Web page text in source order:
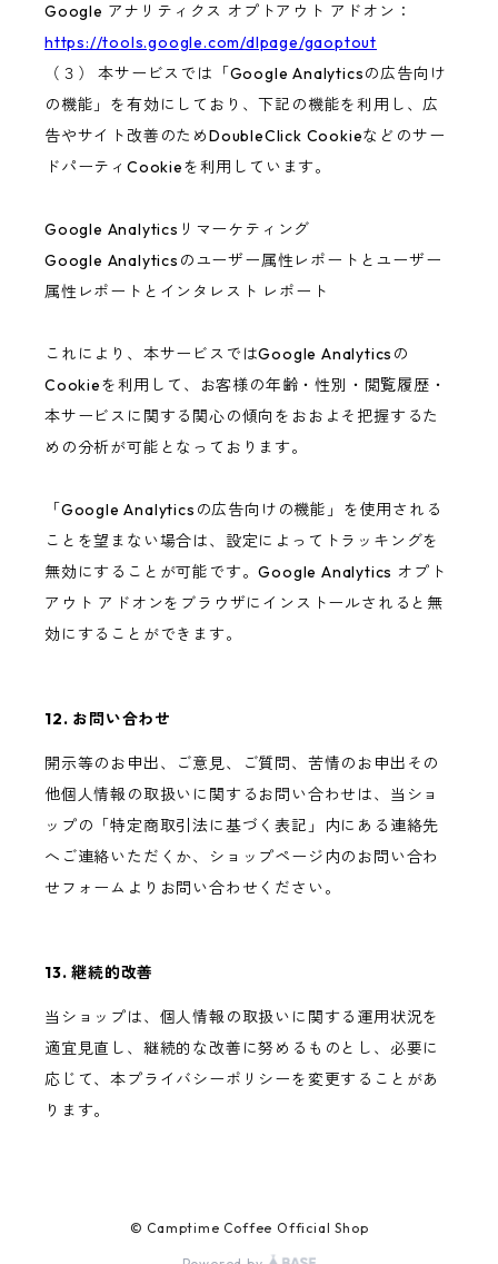
Google アナリティクス オプトアウト アドオン：
https://tools.google.com/dlpage/gaoptout
（３） 本サービスでは「Google Analyticsの広告向け
の機能」を有効にしており、下記の機能を利用し、広
告やサイト改善のためDoubleClick Cookieなどのサー
ドパーティCookieを利用しています。
Google Analyticsリマーケティング
Google Analyticsのユーザー属性レポートとユーザー
属性レポートとインタレスト レポート
これにより、本サービスではGoogle Analyticsの
Cookieを利用して、お客様の年齢・性別・閲覧履歴・
本サービスに関する関心の傾向をおおよそ把握するた
めの分析が可能となっております。
「Google Analyticsの広告向けの機能」を使用される
ことを望まない場合は、設定によってトラッキングを
無効にすることが可能です。Google Analytics オプト
アウト アドオンをブラウザにインストールされると無
効にすることができます。
12. お問い合わせ
開示等のお申出、ご意見、ご質問、苦情のお申出その
他個人情報の取扱いに関するお問い合わせは、当ショ
ップの「特定商取引法に基づく表記」内にある連絡先
へご連絡いただくか、ショップページ内のお問い合わ
せフォームよりお問い合わせください。
13. 継続的改善
当ショップは、個人情報の取扱いに関する運用状況を
適宜見直し、継続的な改善に努めるものとし、必要に
応じて、本プライバシーポリシーを変更することがあ
ります。
© Camptime Coffee Official Shop